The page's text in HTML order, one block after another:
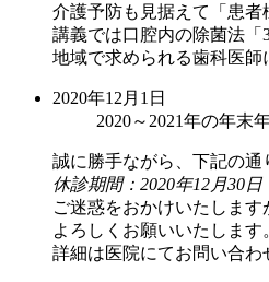
介護予防も見据えて「患者
講義では口腔内の除菌法「
地域で求められる歯科医師
2020年12月1日
2020～2021年の年末
誠に勝手ながら、下記の通
休診期間：2020年12月30日
ご迷惑をおかけいたしま
よろしくお願いいたします
詳細は医院にてお問い合わ